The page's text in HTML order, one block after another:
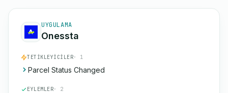
UYGULAMA
Onessta
TETIKLEYICILER· 1
Parcel Status Changed
EYLEMLER· 2